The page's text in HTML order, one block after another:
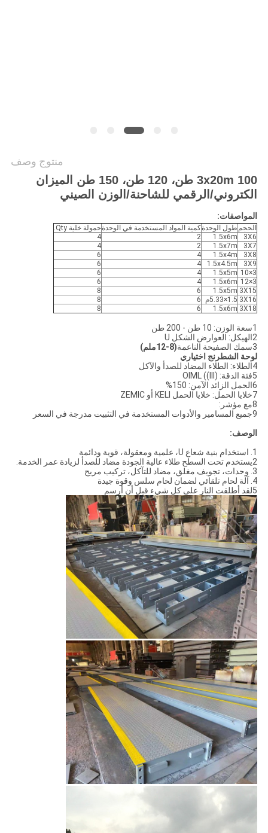
منتوج وصف
3x20m 100 طن، 120 طن، 150 طن الميزان
الكتروني/الرقمي للشاحنة/الوزن الصيني
المواصفات:
الحجم طول الوحدةكمية المواد المستخدمة في الوحدةحمولة خلية Qty.
3X6
1.5x6m
2
4
3X7
1.5x7m
2
4
3X8
1.5x4m
4
6
3X9
1.5x4.5m
4
6
3×10
1.5x5m
4
6
3×12
1.5x6m
4
6
3X15
1.5x5m
6
8
3X16 1.5×5.33م 6
8
3X18
1.5x6m
6
8
1سعة الوزن: 10 طن - 200 طن
2الهيكل: العوارض الشكل U
3سمك الصفيحة الناعمة
(8-12ملم)
لوحة الشطرنج اختياري
4الطلاء: الطلاء المضاد للصدأ والآكل
5فئة الدقة: OIML ((III)
6الحمل الزائد الآمن: 150%
7خلايا الحمل: خلايا الحمل KELI أو ZEMIC
8مع مؤشر:
9جميع المسامير والأدوات المستخدمة في التثبيت مدرجة في السعر
الوصف:
1. استخدام بنية شعاع U، علمية ومعقولة، قوية ودائمة
2يستخدم تحت السطح طلاء عالية الجودة مضاد للصدأ لزيادة عمر الخدمة.
3. وحدات، تجويف مغلق، مضاد للتآكل، تركيب مريح
4. آلة لحام تلقائي لضمان لحام سلس وقوة جيدة
5لقد أطلقت النار على كل شيء قبل أن أرسم